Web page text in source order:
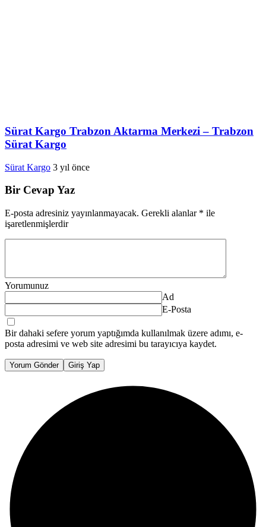
Sürat Kargo Trabzon Aktarma Merkezi – Trabzon
Sürat Kargo
Sürat Kargo 3 yıl önce
Bir Cevap Yaz
E-posta adresiniz yayınlanmayacak. Gerekli alanlar * ile
işaretlenmişlerdir
Yorumunuz
Ad
E-Posta
Bir dahaki sefere yorum yaptığımda kullanılmak üzere adımı, e-
posta adresimi ve web site adresimi bu tarayıcıya kaydet.
Yorum Gönder Giriş Yap